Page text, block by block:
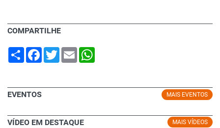
COMPARTILHE
Share Facebook
TwitterEmail
MAIS EVENTOS
EVENTOS
MAIS VÍDEOS
VÍDEO EM DESTAQUE